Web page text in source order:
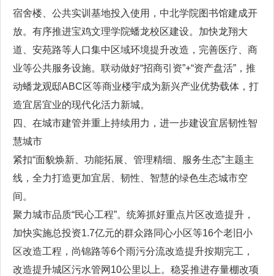
宿舍楼、公共实训基地投入使用，中北学院图书馆建成开
放。有序推进宝鸡文理学院蟠龙校区建设。加快龙翔大
道、安苑路等人口集中区域环境提升改造，完善医疗、商
业等公共服务设施。联动做好“招商引资”+“资产盘活”，推
动蟠龙观邸ABC区等商业楼宇成为新兴产业优势载体，打
造宜居宜业的现代化活力新城。
四、在城市建管并重上持续用力，进一步建设宜居韧性智
慧城市
紧扣“面貌焕新、功能拓展、管理精细、服务生态”主题主
线，全力打造更加宜居、韧性、智慧的绿色生态城市空
间。
聚力城市品质“民心工程”。统筹抓好重点片区改造提升，
加快实施总投资1.7亿元的群众路同心小区等16个老旧小
区改造工程，尚锦路等6个雨污分流改造提升按期完工，
改造提升城区污水管网10公里以上。稳妥推进存量棚改项